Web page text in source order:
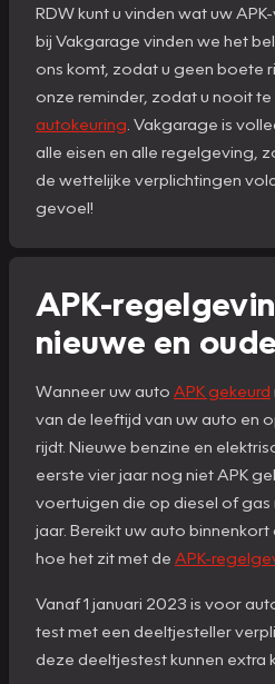
RDW kunt u vinden wat uw
bij Vakgarage vinden we het
ons komt, zodat u geen boete
onze reminder, zodat u nooit
autokeuring . Vakgarage is
alle eisen en alle regelgeving,
de wettelijke verplichtingen
gevoel!
APK-
nieuwe en
Wanneer uw auto APK gekeurd
van de leeftijd van uw auto en
rijdt. Nieuwe benzine en
eerste vier jaar nog niet APK
voertuigen die op diesel of gas
jaar. Bereikt uw auto
hoe het zit met de APK-
Vanaf 1 januari 2023 is voor
test met een deeltjesteller
deze deeltjestest kunnen extra